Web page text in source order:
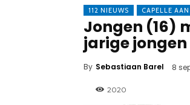
112 NIEUWS CAPELLE AAN
Jongen (16)
jarige jongen
By Sebastiaan Barel 8
2020